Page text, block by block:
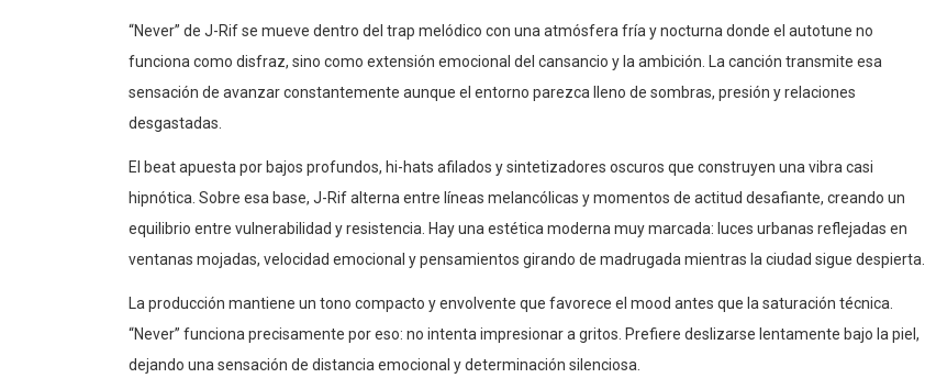
“Never” de J-Rif se mueve dentro del trap melódico con una atmósfera fría y nocturna donde el autotune no
funciona como disfraz, sino como extensión emocional del cansancio y la ambición. La canción transmite esa
sensación de avanzar constantemente aunque el entorno parezca lleno de sombras, presión y relaciones
desgastadas.
El beat apuesta por bajos profundos, hi-hats afilados y sintetizadores oscuros que construyen una vibra casi
hipnótica. Sobre esa base, J-Rif alterna entre líneas melancólicas y momentos de actitud desafiante, creando un
equilibrio entre vulnerabilidad y resistencia. Hay una estética moderna muy marcada: luces urbanas reflejadas en
ventanas mojadas, velocidad emocional y pensamientos girando de madrugada mientras la ciudad sigue despierta.
La producción mantiene un tono compacto y envolvente que favorece el mood antes que la saturación técnica.
“Never” funciona precisamente por eso: no intenta impresionar a gritos. Prefiere deslizarse lentamente bajo la piel,
dejando una sensación de distancia emocional y determinación silenciosa.